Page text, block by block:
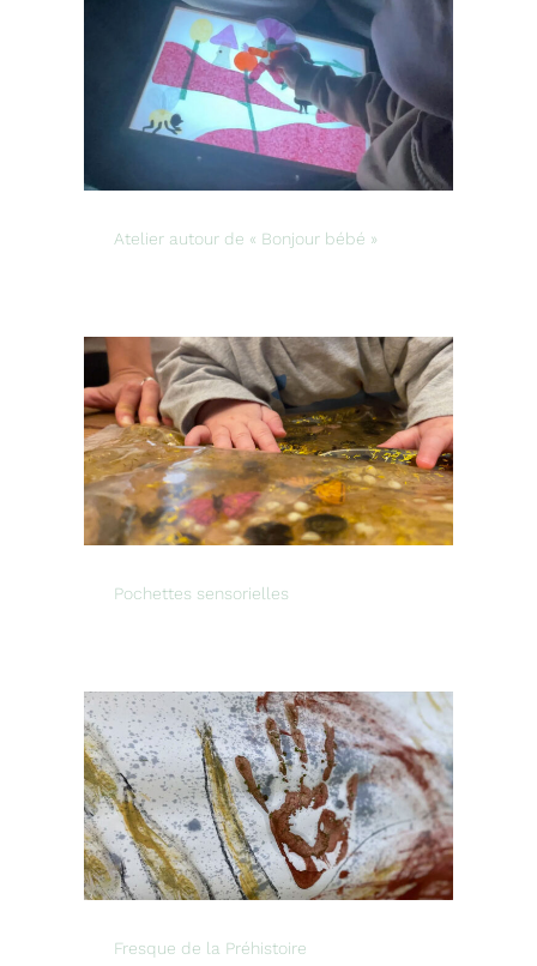
Atelier autour de « Bonjour bébé »
Pochettes sensorielles
Fresque de la Préhistoire